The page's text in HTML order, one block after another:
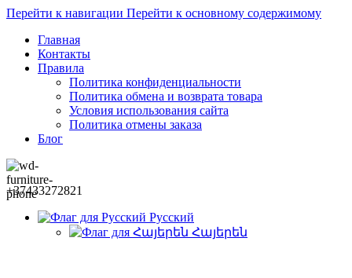
Перейти к навигации Перейти к основному содержимому
Главная
Контакты
Правила
Политика конфиденциальности
Политика обмена и возврата товара
Условия использования сайта
Политика отмены заказа
Блог
+37433272821
Русский
Հայերեն